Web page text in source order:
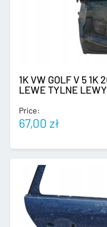
1K VW GOLF V 5
LEWE TYLNE
Price:
67,00 zł